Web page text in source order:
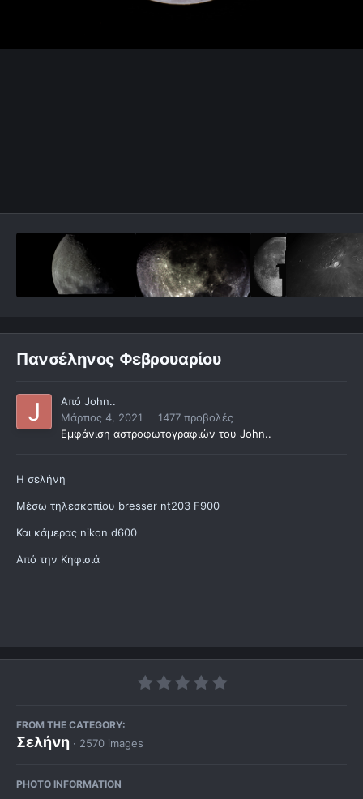
Πανσέληνος Φεβρουαρίου
Από John..
Μάρτιος 4, 2021
1477 προβολές
Εμφάνιση αστροφωτογραφιών του John..
Η σελήνη
Μέσω τηλεσκοπίου bresser nt203 F900
Και κάμερας nikon d600
Από την Κηφισιά
FROM THE CATEGORY:
Σελήνη · 2570 images
PHOTO INFORMATION